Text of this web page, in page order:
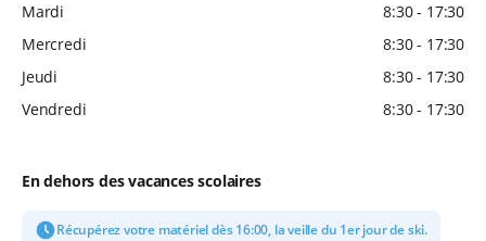
Mardi
8:30 - 17:30
Mercredi
8:30 - 17:30
Jeudi
8:30 - 17:30
Vendredi
8:30 - 17:30
En dehors des vacances scolaires
Récupérez votre matériel dès 16:00, la veille du 1er jour de ski.